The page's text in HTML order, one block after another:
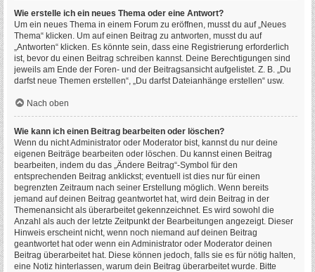
Wie erstelle ich ein neues Thema oder eine Antwort?
Um ein neues Thema in einem Forum zu eröffnen, musst du auf „Neues
Thema“ klicken. Um auf einen Beitrag zu antworten, musst du auf
„Antworten“ klicken. Es könnte sein, dass eine Registrierung erforderlich
ist, bevor du einen Beitrag schreiben kannst. Deine Berechtigungen sind
jeweils am Ende der Foren- und der Beitragsansicht aufgelistet. Z. B. „Du
darfst neue Themen erstellen“, „Du darfst Dateianhänge erstellen“ usw.
Nach oben
Wie kann ich einen Beitrag bearbeiten oder löschen?
Wenn du nicht Administrator oder Moderator bist, kannst du nur deine
eigenen Beiträge bearbeiten oder löschen. Du kannst einen Beitrag
bearbeiten, indem du das „Ändere Beitrag“-Symbol für den
entsprechenden Beitrag anklickst; eventuell ist dies nur für einen
begrenzten Zeitraum nach seiner Erstellung möglich. Wenn bereits
jemand auf deinen Beitrag geantwortet hat, wird dein Beitrag in der
Themenansicht als überarbeitet gekennzeichnet. Es wird sowohl die
Anzahl als auch der letzte Zeitpunkt der Bearbeitungen angezeigt. Dieser
Hinweis erscheint nicht, wenn noch niemand auf deinen Beitrag
geantwortet hat oder wenn ein Administrator oder Moderator deinen
Beitrag überarbeitet hat. Diese können jedoch, falls sie es für nötig halten,
eine Notiz hinterlassen, warum dein Beitrag überarbeitet wurde. Bitte